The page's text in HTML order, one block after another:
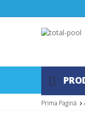
Prima Pagină